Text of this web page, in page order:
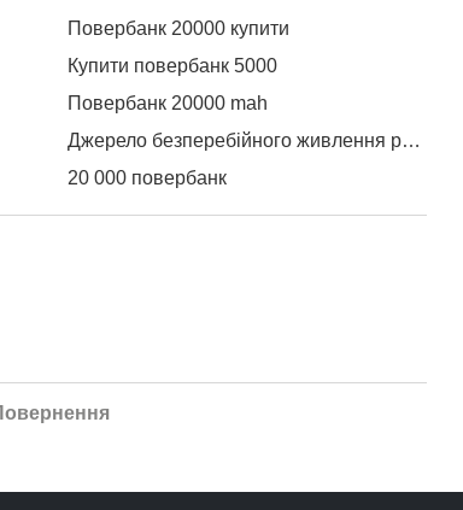
Повербанк 20000 купити
Купити повербанк 5000
Повербанк 20000 mah
Джерело безперебійного живлення роутера
20 000 повербанк
Ціна на power bank